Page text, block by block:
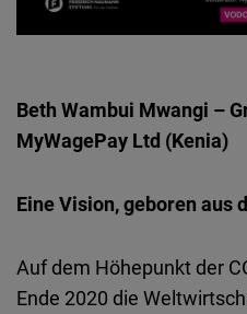
Beth Wambui Mwangi –
MyWagePay Ltd (Kenia)
Eine Vision, geboren aus
Auf dem Höhepunkt der
Ende 2020 die